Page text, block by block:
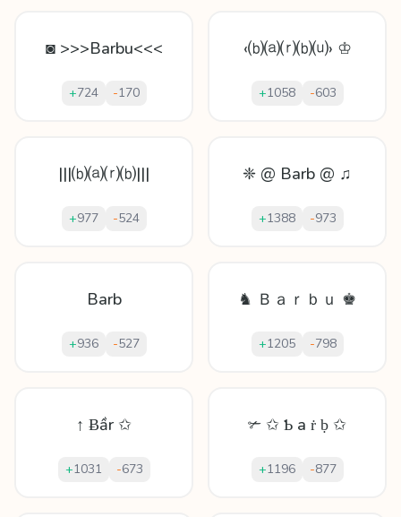
◙ >>>Barbu<<<
+724 -170
‹⒝⒜⒭⒝⒰› ♔
+1058 -603
|||⒝⒜⒭⒝|||
+977 -524
❈ @ Barb @ ♫
+1388 -973
Barb
+936 -527
♞ Ｂａｒｂｕ ♚
+1205 -798
↑ Ƀầr ✩
+1031 -673
✃ ✩ Ƅ а ṙ ḅ ✩
+1196 -877